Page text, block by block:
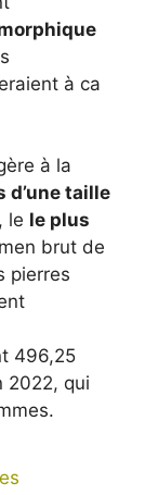
à ca
à la
d’une taille
le le plus
brut de
pierres
496,25
2022, qui